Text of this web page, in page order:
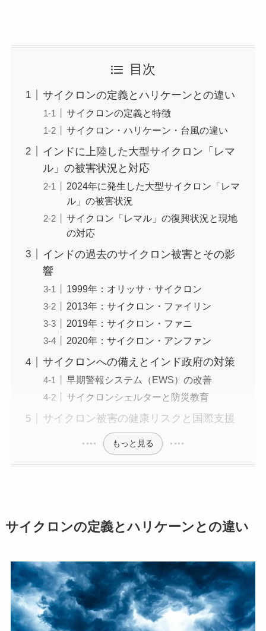
目次
サイクロンの定義とハリケーンとの違い
サイクロンの定義と特徴
サイクロン・ハリケーン・台風の違い
インドに上陸した大型サイクロン「レマ
ル」の被害状況と対応
2024年に発生した大型サイクロン「レマ
ル」の被害状況
サイクロン「レマル」の復興状況と現地
の対応
インドの過去のサイクロン被害とその影
響
1999年：オリッサ・サイクロン
2013年：サイクロン・ファイリン
2019年：サイクロン・ファニ
2020年：サイクロン・アンファン
サイクロンへの備えとインド政府の対策
早期警報システム（EWS）の改善
サイクロンシェルターと防災教育
サイクロン被害の健康リスクと国際支援
もっと見る
サイクロンの定義とハリケーンとの違い